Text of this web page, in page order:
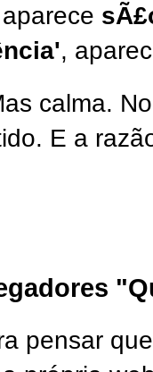
,
calma.
E a
pensar